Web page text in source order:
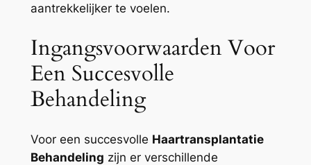
aantrekkelijker te voelen.
Ingangsvoorwaarden Voor
Een Succesvolle
Behandeling
Voor een succesvolle Haartransplantatie
Behandeling zijn er verschillende